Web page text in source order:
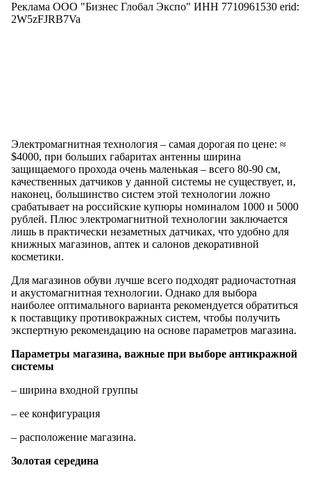
Реклама ООО "Бизнес Глобал Экспо" ИНН 7710961530 erid:
2W5zFJRB7Va
Электромагнитная технология – самая дорогая по цене: ≈
$4000, при больших габаритах антенны ширина
защищаемого прохода очень маленькая – всего 80-90 см,
качественных датчиков у данной системы не существует, и,
наконец, большинство систем этой технологии ложно
срабатывает на российские купюры номиналом 1000 и 5000
рублей. Плюс электромагнитной технологии заключается
лишь в практически незаметных датчиках, что удобно для
книжных магазинов, аптек и салонов декоративной
косметики.
Для магазинов обуви лучше всего подходят радиочастотная
и акустомагнитная технологии. Однако для выбора
наиболее оптимального варианта рекомендуется обратиться
к поставщику противокражных систем, чтобы получить
экспертную рекомендацию на основе параметров магазина.
Параметры магазина, важные при выборе антикражной
системы
– ширина входной группы
– ее конфигурация
– расположение магазина.
Золотая середина